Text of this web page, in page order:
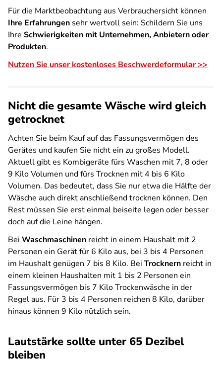
Für die Marktbeobachtung aus Verbrauchersicht können
Ihre Erfahrungen sehr wertvoll sein: Schildern Sie uns
Ihre Schwierigkeiten mit Unternehmen, Anbietern oder
Produkten.
Nutzen Sie unser kostenloses Beschwerdeformular >>
Nicht die gesamte Wäsche wird gleich
getrocknet
Achten Sie beim Kauf auf das Fassungsvermögen des
Gerätes und kaufen Sie nicht ein zu großes Modell.
Aktuell gibt es Kombigeräte fürs Waschen mit 7, 8 oder
9 Kilo Volumen und fürs Trocknen mit 4 bis 6 Kilo
Volumen. Das bedeutet, dass Sie nur etwa die Hälfte der
Wäsche auch direkt anschließend trocknen können. Den
Rest müssen Sie erst einmal beiseite legen oder besser
doch auf die Leine hängen.
Bei Waschmaschinen reicht in einem Haushalt mit 2
Personen ein Gerät für 6 Kilo aus, bei 3 bis 4 Personen
im Haushalt genügen 7 bis 8 Kilo. Bei Trocknern reicht in
einem kleinen Haushalten mit 1 bis 2 Personen ein
Fassungsvermögen bis 7 Kilo Trockenwäsche in der
Regel aus. Für 3 bis 4 Personen reichen 8 Kilo, darüber
hinaus können 9 Kilo nützlich sein.
Lautstärke sollte unter 65 Dezibel
bleiben